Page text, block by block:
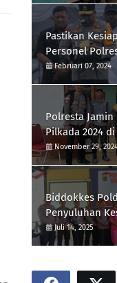
Pastikan
Personel
Pasukan Hari Ini
Februari 07, 2024
Polresta
Pilkada 2024
November 29,
Biddokkes
Penyuluhan
Hidup Sehat
Juli 14, 2025